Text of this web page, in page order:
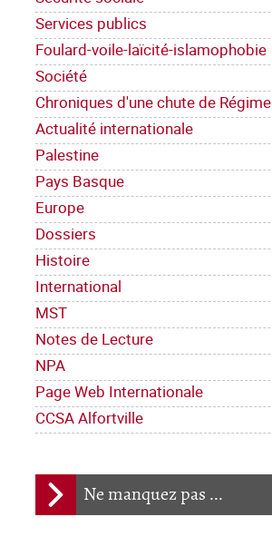
Services publics
Foulard-voile-laïcité-islamophobie
Société
Chroniques d'une chute de Régime
Actualité internationale
Palestine
Pays Basque
Europe
Dossiers
Histoire
International
MST
Notes de Lecture
NPA
Page Web Internationale
CCSA Alfortville
Ne manquez pas ...